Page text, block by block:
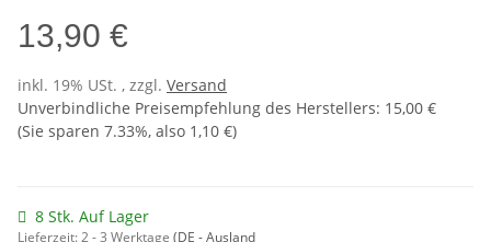
13,90 €
inkl. 19% USt. , zzgl. Versand
Unverbindliche Preisempfehlung des Herstellers: 15,00 €
(Sie sparen 7.33%, also 1,10 €)
8 Stk. Auf Lager
Lieferzeit:2 - 3 Werktage (DE - Ausland